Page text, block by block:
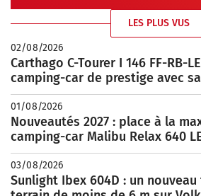
LES PLUS VUS
02/08/2026
Carthago C-Tourer I 146 FF-RB-
camping-car de prestige avec
01/08/2026
Nouveautés 2027 : place à la
camping-car Malibu Relax 640
03/08/2026
Sunlight Ibex 604D : un